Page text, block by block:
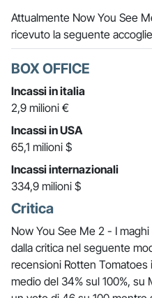
Attualmente Now You See
ricevuto la seguente
BOX OFFICE
Incassi in italia
2,9 milioni €
Incassi in USA
65,1 milioni $
Incassi internazionali
334,9 milioni $
Critica
Now You See Me 2 - I
dalla critica nel seguente
recensioni Rotten
medio del 34% sul 100%,